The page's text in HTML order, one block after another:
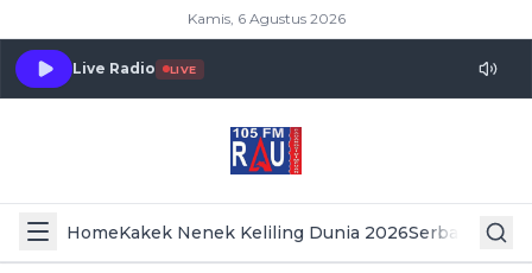
Kamis, 6 Agustus 2026
Live Radio LIVE
HomeKakek Nenek Keliling Dunia 2026Serba Serbi